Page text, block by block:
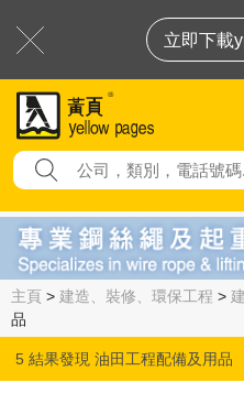
立即下載
主頁 > 建造、裝修、環保工程 >
品
5 結果發現 油田工程配備及用品